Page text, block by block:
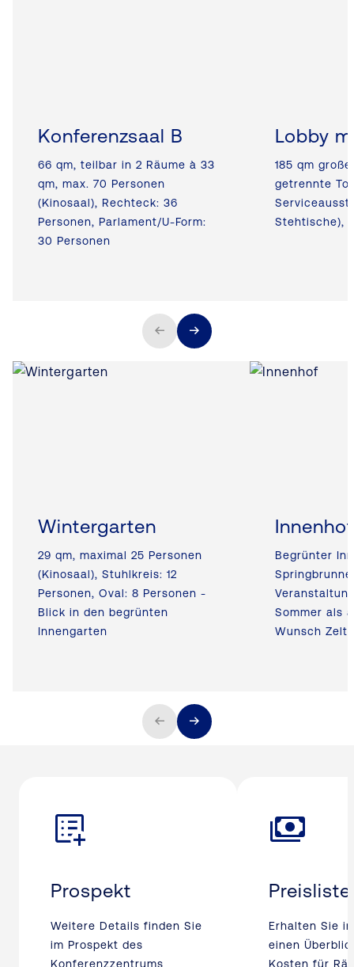
Konferenzsaal B
66 qm, teilbar in 2 Räume à 33
qm, max. 70 Personen
(Kinosaal), Rechteck: 36
Personen, Parlament/U-Form:
30 Personen
Lobby
185 qm
getrennte
Stehtische),
Wintergarten
29 qm, maximal 25 Personen
(Kinosaal), Stuhlkreis: 12
Personen, Oval: 8 Personen -
Blick in den begrünten
Innengarten
Innenhof
Begrünter
Sommer als
Wunsch
Prospekt
Weitere Details finden Sie
im Prospekt des
Konferenzzentrums
Preisliste
Erhalten Sie
einen
Kosten für